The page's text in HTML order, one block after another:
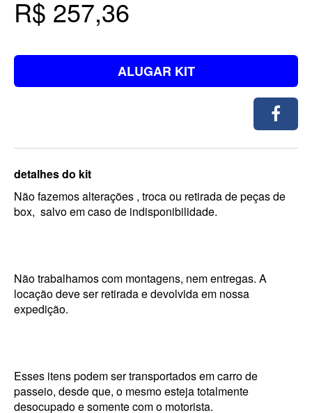
R$ 257,36
ALUGAR KIT
detalhes do kit
Não fazemos alterações , troca ou retirada de peças de
box, salvo em caso de indisponibilidade.
Não trabalhamos com montagens, nem entregas. A
locação deve ser retirada e devolvida em nossa
expedição.
Esses itens podem ser transportados em carro de
passeio, desde que, o mesmo esteja totalmente
desocupado e somente com o motorista.